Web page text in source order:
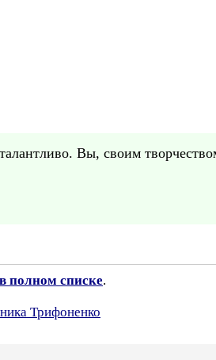
Вы, своим
в полном списке.
Трифоненко